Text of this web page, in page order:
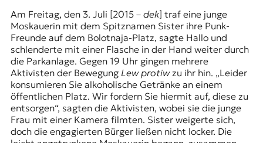
e
n
J
o
u
r
n
a
i
Am Freitag, den 3. Juli [2015 – dek] traf eine junge
Moskauerin mit dem Spitznamen Sister ihre Punk-
Freunde auf dem Bolotnaja-Platz, sagte Hallo und
schlenderte mit einer Flasche in der Hand weiter durch
die Parkanlage. Gegen 19 Uhr gingen mehrere
Aktivisten der Bewegung Lew protiwzu ihr hin. „Leider
konsumieren Sie alkoholische Getränke an einem
öffentlichen Platz. Wir fordern Sie hiermit auf, diese zu
entsorgen“, sagten die Aktivisten, wobei sie die junge
Frau mit einer Kamera filmten. Sister weigerte sich,
doch die engagierten Bürger ließen nicht locker. Die